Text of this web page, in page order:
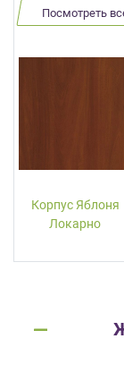
Посмотреть
Корпус Яблоня
Локарно